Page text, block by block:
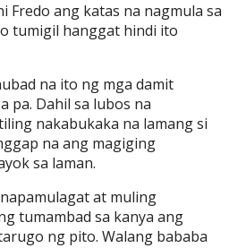
Fredo ang katas na nagmula sa
tumigil hanggat hindi ito
na ito ng mga damit
pa. Dahil sa lubos na
nakabukaka na lamang si
na ang magiging
sa laman.
at muling
tumambad sa kanya ang
ng pito. Walang bababa